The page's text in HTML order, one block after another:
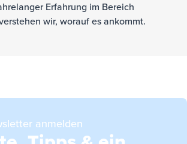
Erfahrung im Bereich
wir, worauf es ankommt.
anmelden